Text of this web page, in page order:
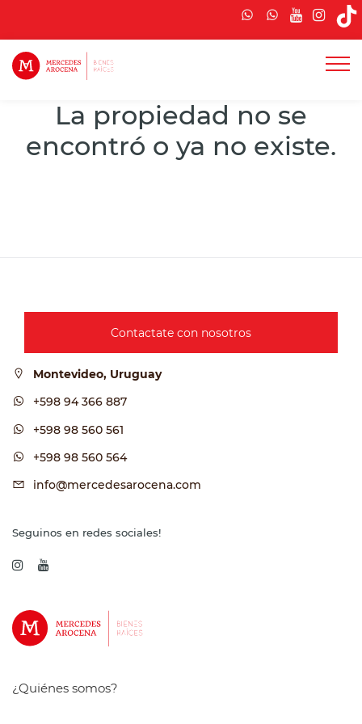
La propiedad no se
encontró o ya no existe.
Contactate con nosotros
Montevideo, Uruguay
+598 94 366 887
+598 98 560 561
+598 98 560 564
info@mercedesarocena.com
Seguinos en redes sociales!
¿Quiénes somos?